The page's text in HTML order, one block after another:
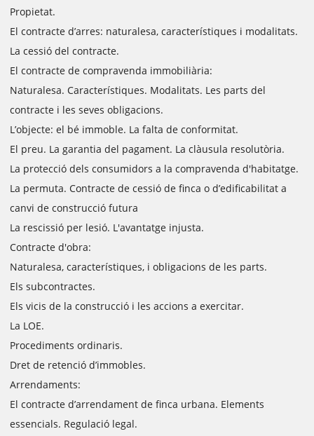
Propietat.
El contracte d’arres: naturalesa, característiques i modalitats.
La cessió del contracte.
El contracte de compravenda immobiliària:
Naturalesa. Característiques. Modalitats. Les parts del
contracte i les seves obligacions.
L’objecte: el bé immoble. La falta de conformitat.
El preu. La garantia del pagament. La clàusula resolutòria.
La protecció dels consumidors a la compravenda d'habitatge.
La permuta. Contracte de cessió de finca o d’edificabilitat a
canvi de construcció futura
La rescissió per lesió. L'avantatge injusta.
Contracte d'obra:
Naturalesa, característiques, i obligacions de les parts.
Els subcontractes.
Els vicis de la construcció i les accions a exercitar.
La LOE.
Procediments ordinaris.
Dret de retenció d’immobles.
Arrendaments:
El contracte d’arrendament de finca urbana. Elements
essencials. Regulació legal.